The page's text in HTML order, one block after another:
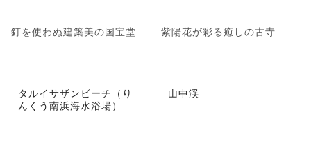
釘を使わぬ建築美の国宝堂 紫陽花が彩る癒しの古寺
タルイサザンビーチ（り
んくう南浜海水浴場）
山中渓